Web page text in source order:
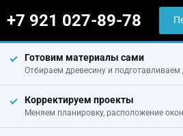
+7 921 027-89-78
Готовим материалы сами
Отбираем древесину и
Корректируем проекты
Меняем планировку, расположение